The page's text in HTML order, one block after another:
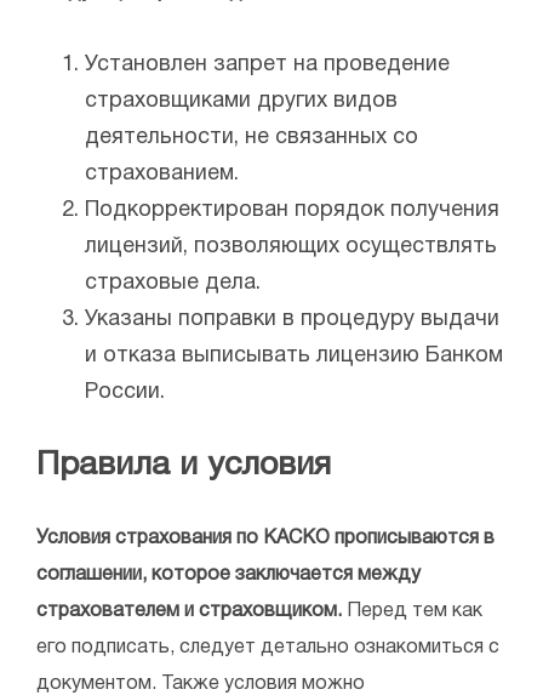
Установлен запрет на проведение
страховщиками других видов
деятельности, не связанных со
страхованием.
Подкорректирован порядок получения
лицензий, позволяющих осуществлять
страховые дела.
Указаны поправки в процедуру выдачи
и отказа выписывать лицензию Банком
России.
Правила и условия
Условия страхования по КАСКО прописываются в
соглашении, которое заключается между
страхователем и страховщиком. Перед тем как
его подписать, следует детально ознакомиться с
документом. Также условия можно